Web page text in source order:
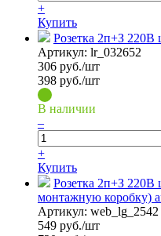
+
Купить
Розетка 2п+З
Артикул: lr_032652
306 руб./шт
398 руб./шт
В наличии
–
+
Купить
Розетка 2п+З 220В
монтажную коробку)
Артикул: web_lg_2542
549 руб./шт